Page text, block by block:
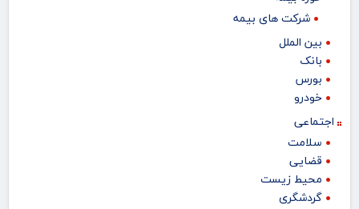
شرکت های بیمه
بین الملل
بانک
بورس
خودرو
اجتماعی
سلامت
قضایی
محیط زیست
گردشگری